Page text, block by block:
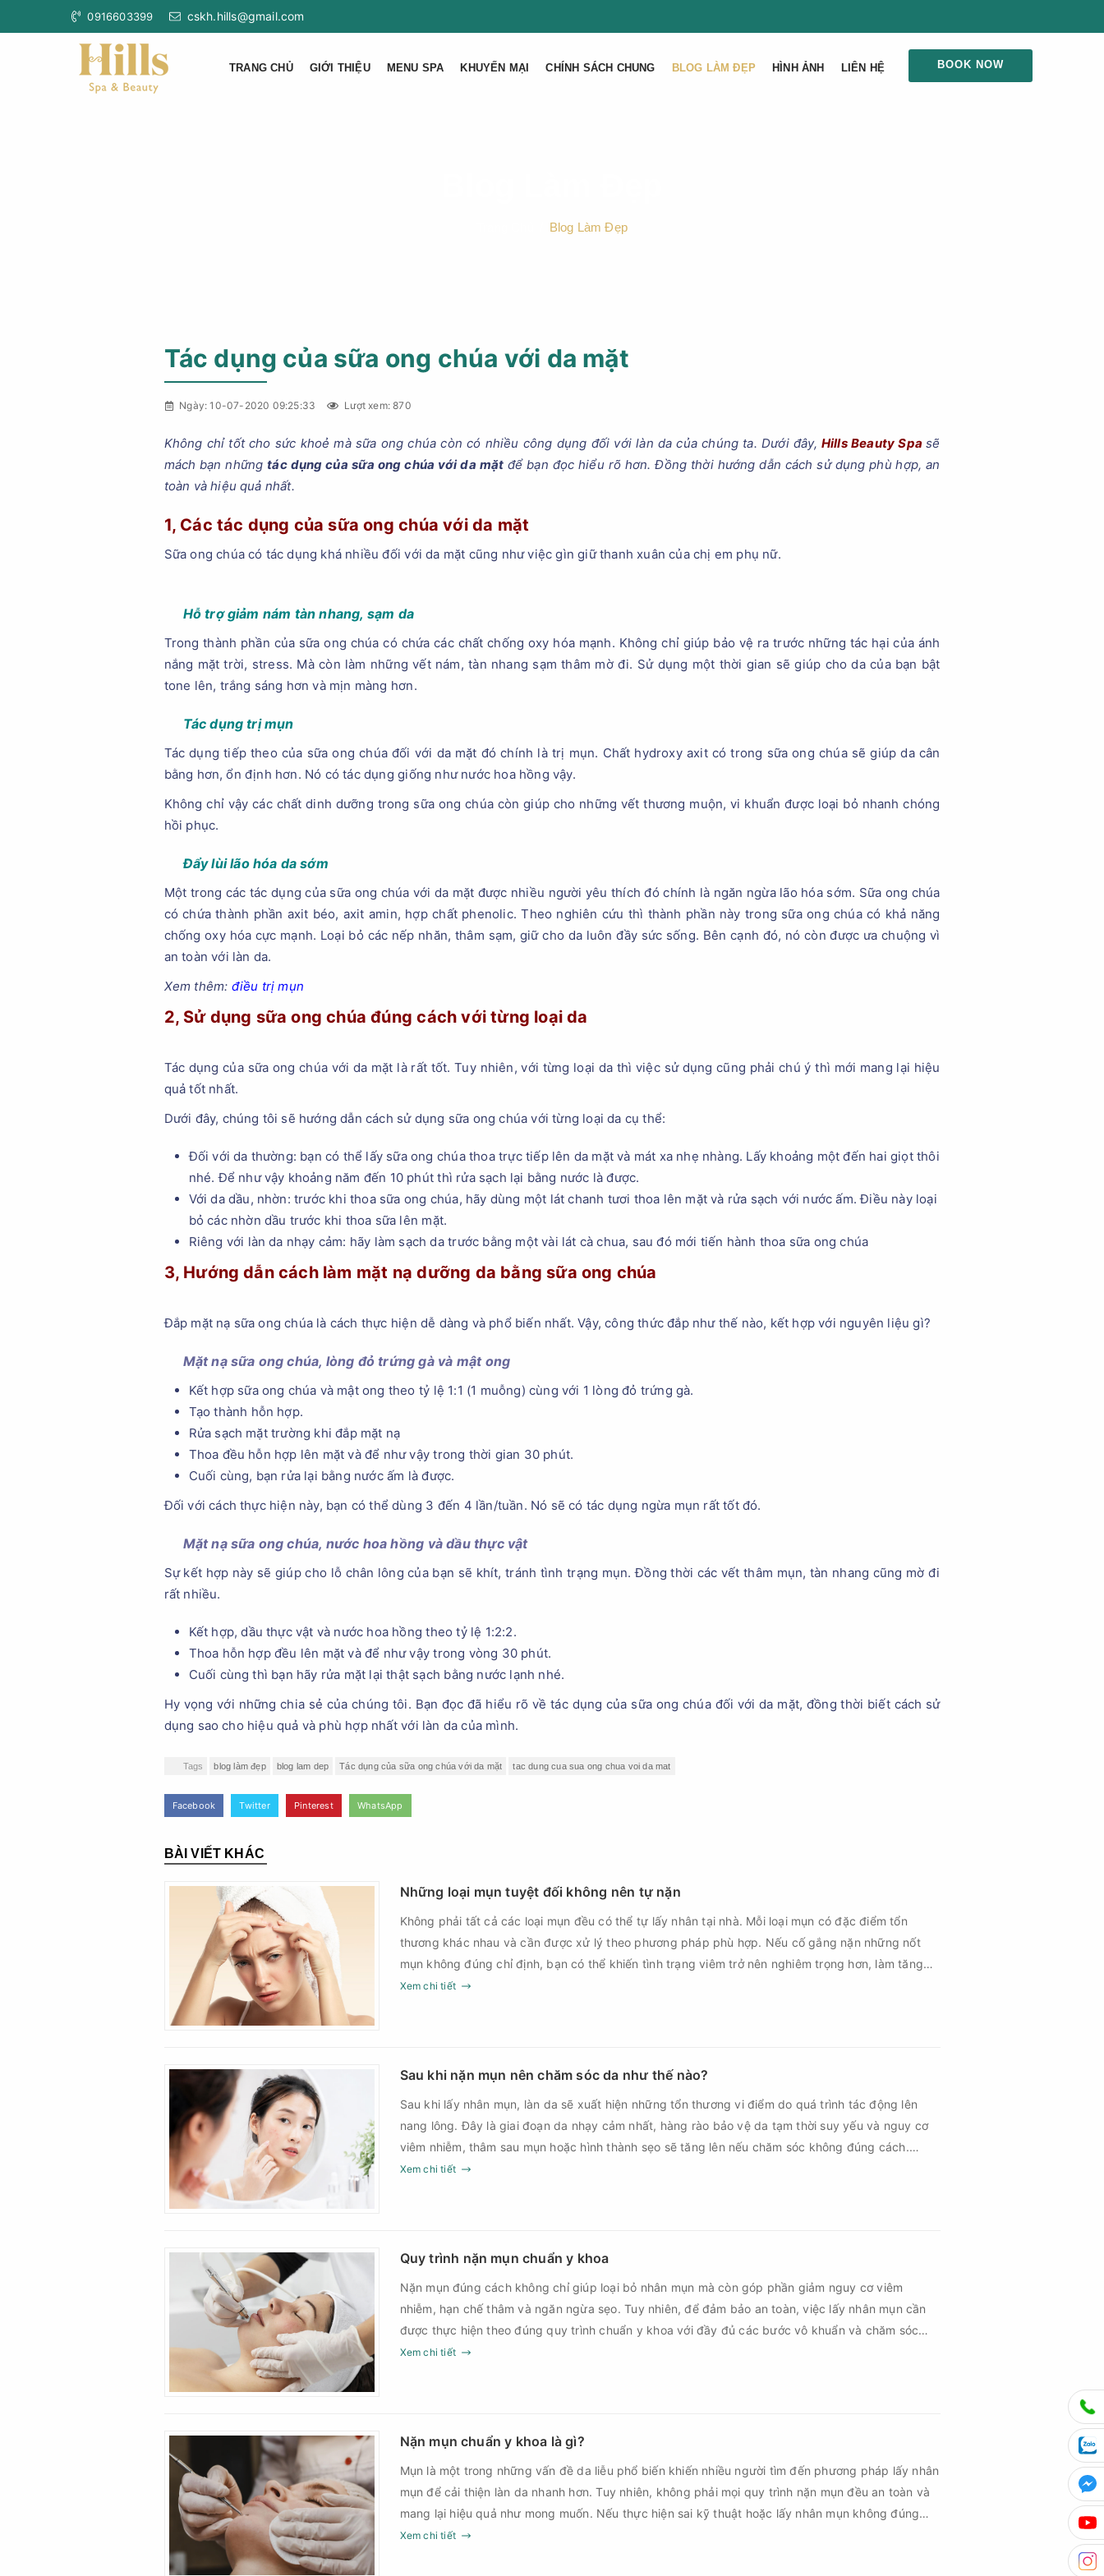
0916603399 cskh.hills@gmail.com
TRANG CHỦ GIỚI THIỆU MENU SPA KHUYẾN MẠI CHÍNH SÁCH CHUNG BLOG LÀM ĐẸP HÌNH ẢNH LIÊN HỆ BOOK NOW
Blog Làm Đẹp
Tác dụng của sữa ong chúa với da mặt
Ngày: 10-07-2020 09:25:33 Lượt xem: 870
Không chỉ tốt cho sức khoẻ mà sữa ong chúa còn có nhiều công dụng đối với làn da của chúng ta. Dưới đây, Hills Beauty Spa sẽ
mách bạn nhữngtác dụng của sữa ong chúa với da mặt để bạn đọc hiểu rõ hơn. Đồng thời hướng dẫn cách sử dụng phù hợp, an
toàn và hiệu quả nhất.
1, Các tác dụng của sữa ong chúa với da mặt
Sữa ong chúa có tác dụng khá nhiều đối với da mặt cũng như việc gìn giữ thanh xuân của chị em phụ nữ.
Hỗ trợ giảm nám tàn nhang, sạm da
Trong thành phần của sữa ong chúa có chứa các chất chống oxy hóa mạnh. Không chỉ giúp bảo vệ ra trước những tác hại của ánh
nắng mặt trời, stress. Mà còn làm những vết nám, tàn nhang sạm thâm mờ đi. Sử dụng một thời gian sẽ giúp cho da của bạn bật
tone lên, trắng sáng hơn và mịn màng hơn.
Tác dụng trị mụn
Tác dụng tiếp theo của sữa ong chúa đối với da mặt đó chính là trị mụn. Chất hydroxy axit có trong sữa ong chúa sẽ giúp da cân
bằng hơn, ổn định hơn. Nó có tác dụng giống như nước hoa hồng vậy.
Không chỉ vậy các chất dinh dưỡng trong sữa ong chúa còn giúp cho những vết thương muộn, vi khuẩn được loại bỏ nhanh chóng
hồi phục.
Đẩy lùi lão hóa da sớm
Một trong các tác dụng của sữa ong chúa với da mặt được nhiều người yêu thích đó chính là ngăn ngừa lão hóa sớm. Sữa ong chúa
có chứa thành phần axit béo, axit amin, hợp chất phenolic. Theo nghiên cứu thì thành phần này trong sữa ong chúa có khả năng
chống oxy hóa cực mạnh. Loại bỏ các nếp nhăn, thâm sạm, giữ cho da luôn đầy sức sống. Bên cạnh đó, nó còn được ưa chuộng vì
an toàn với làn da.
Xem thêm: điều trị mụn
2, Sử dụng sữa ong chúa đúng cách với từng loại da
Tác dụng của sữa ong chúa với da mặt là rất tốt. Tuy nhiên, với từng loại da thì việc sử dụng cũng phải chú ý thì mới mang lại hiệu
quả tốt nhất.
Dưới đây, chúng tôi sẽ hướng dẫn cách sử dụng sữa ong chúa với từng loại da cụ thể:
Đối với da thường: bạn có thể lấy sữa ong chúa thoa trực tiếp lên da mặt và mát xa nhẹ nhàng. Lấy khoảng một đến hai giọt thôi
nhé. Để như vậy khoảng năm đến 10 phút thì rửa sạch lại bằng nước là được.
Với da dầu, nhờn: trước khi thoa sữa ong chúa, hãy dùng một lát chanh tươi thoa lên mặt và rửa sạch với nước ấm. Điều này loại
bỏ các nhờn dầu trước khi thoa sữa lên mặt.
Riêng với làn da nhạy cảm: hãy làm sạch da trước bằng một vài lát cà chua, sau đó mới tiến hành thoa sữa ong chúa
3, Hướng dẫn cách làm mặt nạ dưỡng da bằng sữa ong chúa
Đắp mặt nạ sữa ong chúa là cách thực hiện dễ dàng và phổ biến nhất. Vậy, công thức đắp như thế nào, kết hợp với nguyên liệu gì?
Mặt nạ sữa ong chúa, lòng đỏ trứng gà và mật ong
Kết hợp sữa ong chúa và mật ong theo tỷ lệ 1:1 (1 muỗng) cùng với 1 lòng đỏ trứng gà.
Tạo thành hỗn hợp.
Rửa sạch mặt trường khi đắp mặt nạ
Thoa đều hỗn hợp lên mặt và để như vậy trong thời gian 30 phút.
Cuối cùng, bạn rửa lại bằng nước ấm là được.
Đối với cách thực hiện này, bạn có thể dùng 3 đến 4 lần/tuần. Nó sẽ có tác dụng ngừa mụn rất tốt đó.
Mặt nạ sữa ong chúa, nước hoa hồng và dầu thực vật
Sự kết hợp này sẽ giúp cho lỗ chân lông của bạn sẽ khít, tránh tình trạng mụn. Đồng thời các vết thâm mụn, tàn nhang cũng mờ đi
rất nhiều.
Kết hợp, dầu thực vật và nước hoa hồng theo tỷ lệ 1:2:2.
Thoa hỗn hợp đều lên mặt và để như vậy trong vòng 30 phút.
Cuối cùng thì bạn hãy rửa mặt lại thật sạch bằng nước lạnh nhé.
Hy vọng với những chia sẻ của chúng tôi. Bạn đọc đã hiểu rõ về tác dụng của sữa ong chúa đối với da mặt, đồng thời biết cách sử
dụng sao cho hiệu quả và phù hợp nhất với làn da của mình.
Tags blog làm đẹp blog lam dep Tác dụng của sữa ong chúa với da mặt tac dung cua sua ong chua voi da mat
Facebook Twitter Pinterest WhatsApp
BÀI VIẾT KHÁC
Những loại mụn tuyệt đối không nên tự nặn
Không phải tất cả các loại mụn đều có thể tự lấy nhân tại nhà. Mỗi loại mụn có đặc điểm tổn
thương khác nhau và cần được xử lý theo phương pháp phù hợp. Nếu cố gắng nặn những nốt
mụn không đúng chỉ định, bạn có thể khiến tình trạng viêm trở nên nghiêm trọng hơn, làm tăng
nguy cơ nhiễm trùng, để lại thâm hoặc sẹo khó phục hồi.
Xem chi tiết
Sau khi nặn mụn nên chăm sóc da như thế nào?
Sau khi lấy nhân mụn, làn da sẽ xuất hiện những tổn thương vi điểm do quá trình tác động lên
nang lông. Đây là giai đoạn da nhạy cảm nhất, hàng rào bảo vệ da tạm thời suy yếu và nguy cơ
viêm nhiễm, thâm sau mụn hoặc hình thành sẹo sẽ tăng lên nếu chăm sóc không đúng cách.
Chính vì vậy, việc chăm sóc da sau nặn mụn không chỉ giúp vùng da hồi phục nhanh hơn mà còn
Xem chi tiết
Quy trình nặn mụn chuẩn y khoa
Nặn mụn đúng cách không chỉ giúp loại bỏ nhân mụn mà còn góp phần giảm nguy cơ viêm
nhiễm, hạn chế thâm và ngăn ngừa sẹo. Tuy nhiên, để đảm bảo an toàn, việc lấy nhân mụn cần
được thực hiện theo đúng quy trình chuẩn y khoa với đầy đủ các bước vô khuẩn và chăm sóc
sau điều trị.
Xem chi tiết
Nặn mụn chuẩn y khoa là gì?
Mụn là một trong những vấn đề da liễu phổ biến khiến nhiều người tìm đến phương pháp lấy nhân
mụn để cải thiện làn da nhanh hơn. Tuy nhiên, không phải mọi quy trình nặn mụn đều an toàn và
mang lại hiệu quả như mong muốn. Nếu thực hiện sai kỹ thuật hoặc lấy nhân mụn không đúng
thời điểm, làn da có thể đối mặt với nguy cơ viêm nhiễm, thâm sau mụn và thậm chí là sẹo rỗ. Vậy
Xem chi tiết